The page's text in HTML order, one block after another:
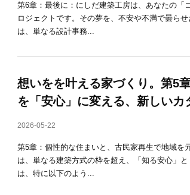
第6章：最後に：にしだ建築工房は、あなたの
ロジェクトです。その夢を、不安や不満で曇ら
は、単なる設計事務...
想いをを叶える家づ
を「安心」に変える、新しいカ
2026-05-22
第5章：個性的な住まいと、古民家再生で地域を
は、単なる建築方式の枠を超え、「知る安心」
は、特に以下のよう...